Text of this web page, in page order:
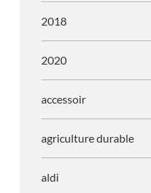
2018
2020
accessoir
agriculture durable
aldi